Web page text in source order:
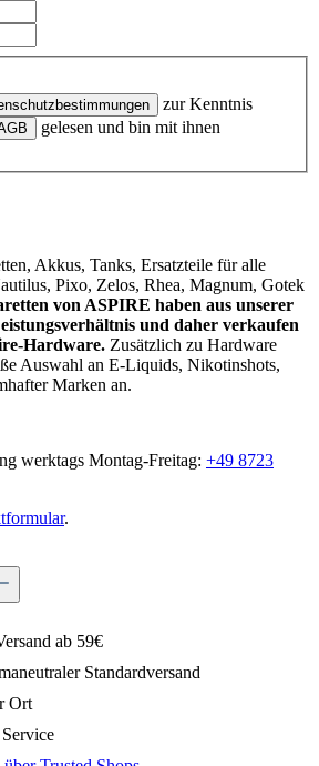
zur Kenntnis
gelesen und bin mit ihnen
Akkus, Tanks, Ersatzteile für alle
Pixo, Zelos, Rhea, Magnum, Gotek
von ASPIRE haben aus unserer
und daher verkaufen
Hardware. Zusätzlich zu Hardware
Auswahl an E-Liquids, Nikotinshots,
Marken an.
werktags Montag-Freitag: +49 8723
.
ab 59€
Standardversand
Ort